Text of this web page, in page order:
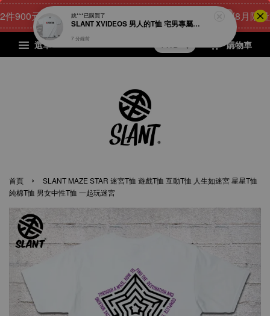
元 點我 立即購 20 [8月限量好
選單 購物車
首頁 ›
SLANT MAZE STAR 迷宮T恤 遊戲T恤 互動T恤 人生如迷宮 星星T恤
純棉T恤 男女中性T恤 一起玩迷宮